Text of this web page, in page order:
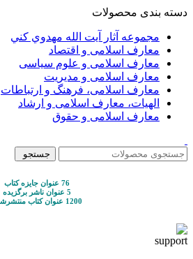
دسته بندی محصولات
مجموعه آثار آيت الله مهدوي كني
معارف اسلامی و اقتصاد
معارف اسلامی و علوم سیاسی
معارف اسلامی و مدیریت
معارف اسلامی، فرهنگ و ارتباطات
الهیات، معارف اسلامی و ارشاد
معارف اسلامی و حقوق
جستجو
76 عنوان جایزه کتاب
5 عنوان ناشر برگزیده
1200 عنوان کتاب منتشرشده